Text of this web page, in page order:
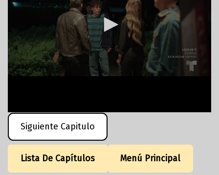
Siguiente Capitulo
Lista De Capítulos Menú Principal